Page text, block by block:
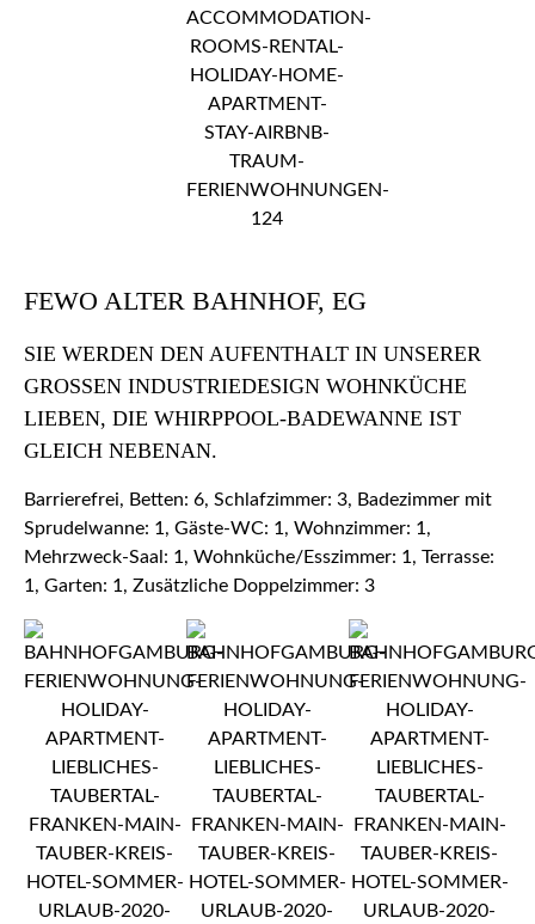
FEWO ALTER BAHNHOF, EG
SIE WERDEN DEN AUFENTHALT IN UNSERER
GROSSEN INDUSTRIEDESIGN WOHNKÜCHE L
IEBEN, DIE WHIRPPOOL-BADEWANNE IST G
LEICH NEBENAN.
Barrierefrei, Betten: 6, Schlafzimmer: 3, Badezimmer mit
Sprudelwanne: 1, Gäste-WC: 1, Wohnzimmer: 1,
Mehrzweck-Saal: 1, Wohnküche/Esszimmer: 1, Terrasse:
1, Garten: 1, Zusätzliche Doppelzimmer: 3